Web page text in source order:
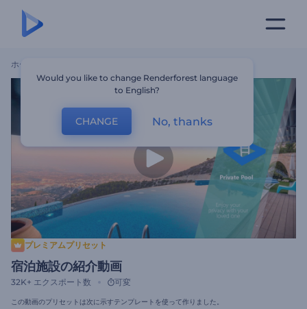
ホーム
プレミアムプリセット
宿泊施設の紹介動画
32K+ エクスポート数 可変
この動画のプリセットは次に示すテンプレートを使って作りました。
Would you like to change Renderforest language
to English?
CHANGE No, thanks